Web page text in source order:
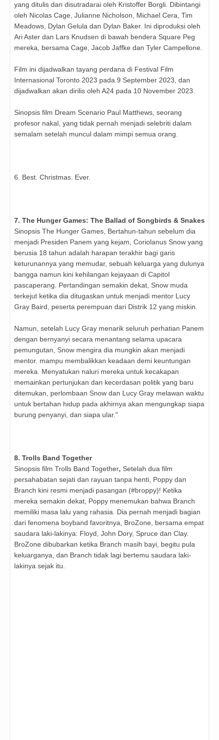
yang ditulis dan disutradarai oleh Kristoffer Borgli. Dibintangi
oleh Nicolas Cage, Julianne Nicholson, Michael Cera, Tim
Meadows, Dylan Gelula dan Dylan Baker. Ini diproduksi oleh
Ari Aster dan Lars Knudsen di bawah bendera Square Peg
mereka, bersama Cage, Jacob Jaffke dan Tyler Campellone.
Film ini dijadwalkan tayang perdana di Festival Film
Internasional Toronto 2023 pada 9 September 2023, dan
dijadwalkan akan dirilis oleh A24 pada 10 November 2023.
Sinopsis film Dream Scenario Paul Matthews, seorang
profesor nakal, yang tidak pernah menjadi selebriti dalam
semalam setelah muncul dalam mimpi semua orang.
6. Best. Christmas. Ever.
7. The Hunger Games: The Ballad of Songbirds & Snakes
Sinopsis The Hunger Games, Bertahun-tahun sebelum dia
menjadi Presiden Panem yang kejam, Coriolanus Snow yang
berusia 18 tahun adalah harapan terakhir bagi garis
keturunannya yang memudar, sebuah keluarga yang dulunya
bangga namun kini kehilangan kejayaan di Capitol
pascaperang. Pertandingan semakin dekat, Snow muda
terkejut ketika dia ditugaskan untuk menjadi mentor Lucy
Gray Baird, peserta perempuan dari Distrik 12 yang miskin.
Namun, setelah Lucy Gray menarik seluruh perhatian Panem
dengan bernyanyi secara menantang selama upacara
pemungutan, Snow mengira dia mungkin akan menjadi
mentor. mampu membalikkan keadaan demi keuntungan
mereka. Menyatukan naluri mereka untuk kecakapan
memainkan pertunjukan dan kecerdasan politik yang baru
ditemukan, perlombaan Snow dan Lucy Gray melawan waktu
untuk bertahan hidup pada akhirnya akan mengungkap siapa
burung penyanyi, dan siapa ular."
8. Trolls Band Together
Sinopsis film Trolls Band Together, Setelah dua film
persahabatan sejati dan rayuan tanpa henti, Poppy dan
Branch kini resmi menjadi pasangan (#broppy)! Ketika
mereka semakin dekat, Poppy menemukan bahwa Branch
memiliki masa lalu yang rahasia. Dia pernah menjadi bagian
dari fenomena boyband favoritnya, BroZone, bersama empat
saudara laki-lakinya: Floyd, John Dory, Spruce dan Clay.
BroZone dibubarkan ketika Branch masih bayi, begitu pula
keluarganya, dan Branch tidak lagi bertemu saudara laki-
lakinya sejak itu.